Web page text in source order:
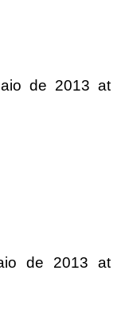
de 2013at
de 2013at